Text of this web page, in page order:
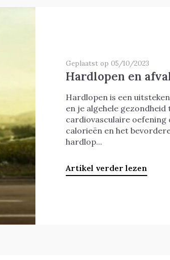
Geplaatst op 05/10/2023
Hardlopen en
Hardlopen is een
en je algehele
cardiovasculaire oefening
calorieën en het
hardlop...
Artikel verder lezen